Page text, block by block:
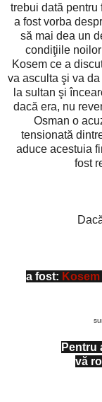
trebui dată pentru
a fost vorba
să mai dea un
condiţiile
Kosem ce a
va asculta şi va
la sultan şi
dacă era, nu
Osman o
tensionată
aduce acestuia
fost
a fost:
Pentru
vă